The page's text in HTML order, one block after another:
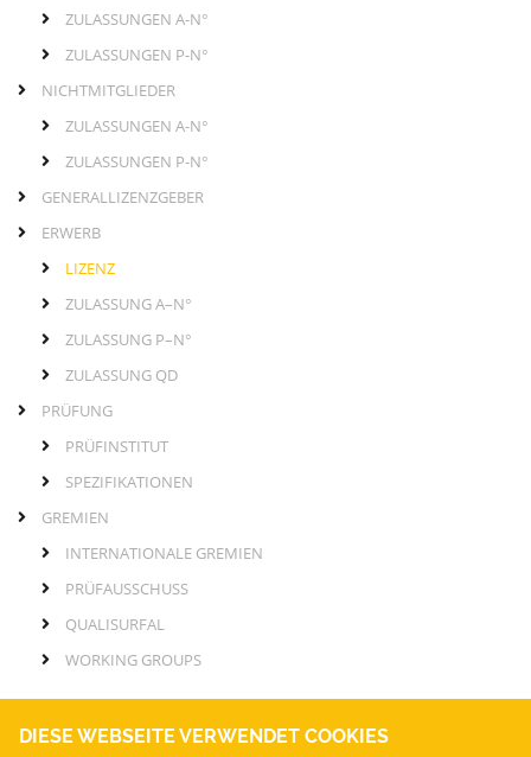
ZULASSUNGEN A-N°
ZULASSUNGEN P-N°
NICHTMITGLIEDER
ZULASSUNGEN A-N°
ZULASSUNGEN P-N°
GENERALLIZENZGEBER
ERWERB
LIZENZ
ZULASSUNG A–N°
ZULASSUNG P–N°
ZULASSUNG QD
PRÜFUNG
PRÜFINSTITUT
SPEZIFIKATIONEN
GREMIEN
INTERNATIONALE GREMIEN
PRÜFAUSSCHUSS
QUALISURFAL
WORKING GROUPS
DIESE WEBSEITE VERWENDET COOKIES